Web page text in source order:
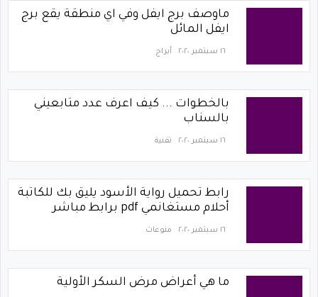
ماوصف برج ايفل وفي اي منطقة يقع برج
ايفل المائل
١٦ سبتمبر ٢٠٢٠ أبراج
بالخطوات ... كيف اعرف عدد متابعيني
بالسناب
١٦ سبتمبر ٢٠٢٠ تقنية
رابط تحميل رواية الأسود يليق بك للكاتبة
أحلام مستغانمي pdf برابط مباشر
١٦ سبتمبر ٢٠٢٠ منوعات
ما هي أعراض مرض السكر الأولية